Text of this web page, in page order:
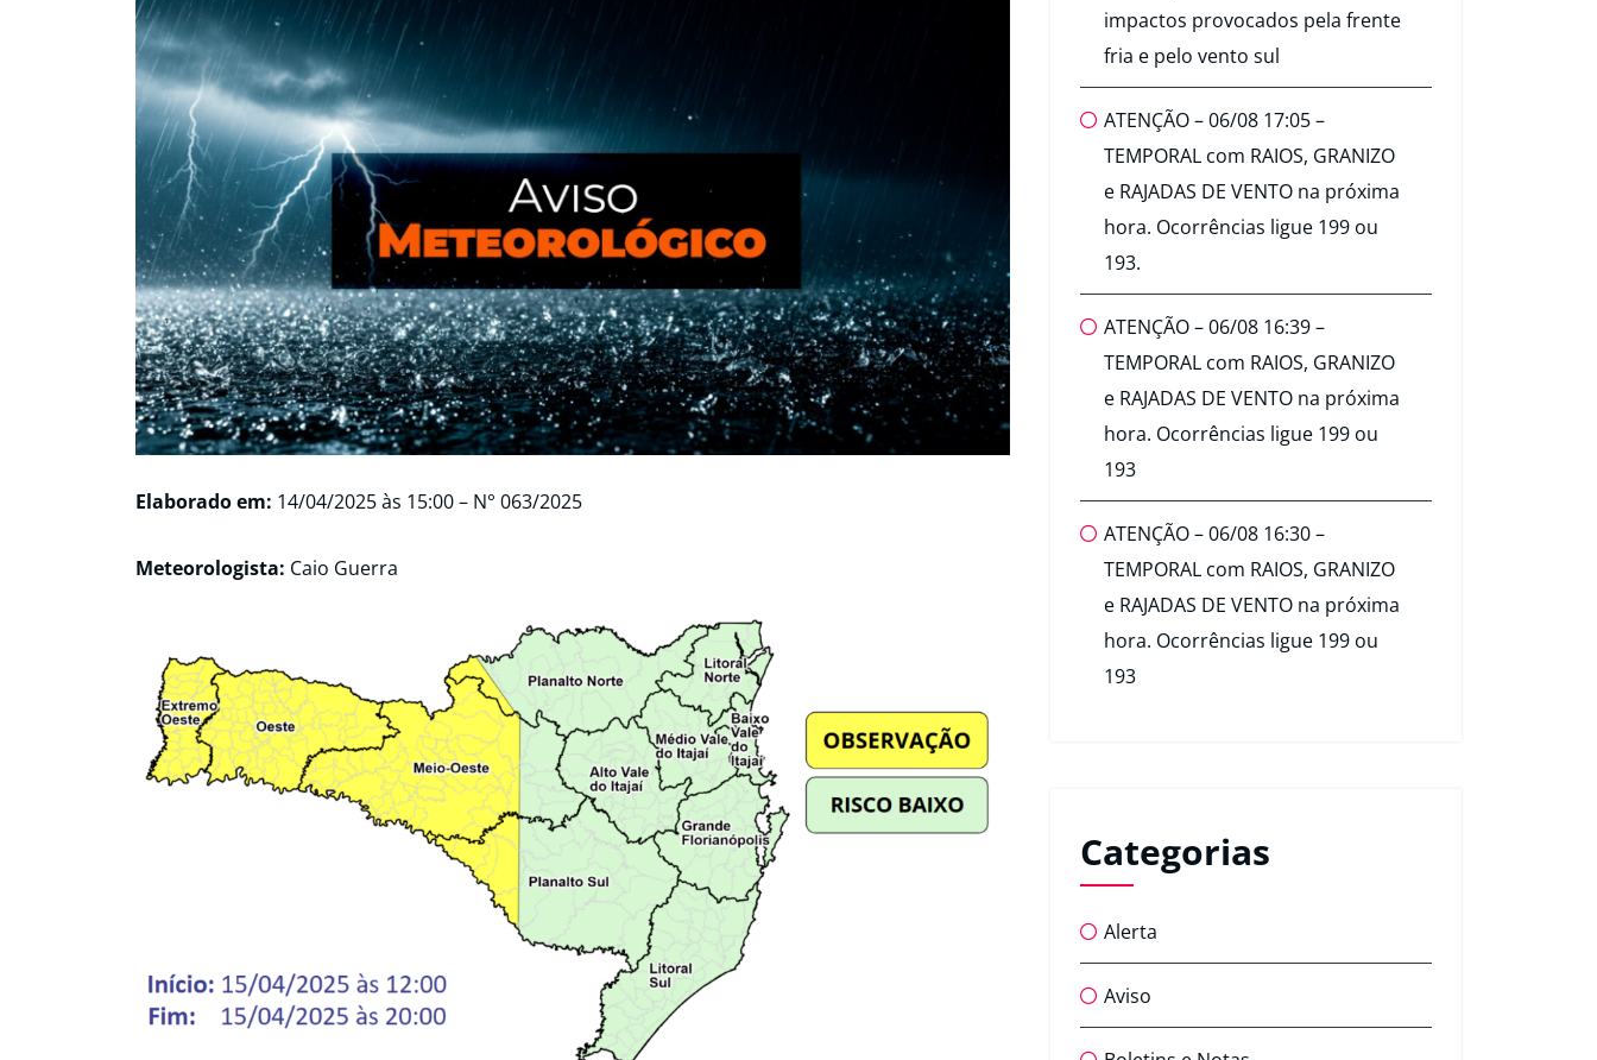
Elaborado em: 14/04/2025às 15:00 – N° 063/2025
Meteorologista: Caio Guerra
impactos provocados pela frente
fria e pelo vento sul
ATENÇÃO – 06/08 17:05 –
TEMPORAL com RAIOS, GRANIZO
e RAJADAS DE VENTO na próxima
hora. Ocorrências ligue 199 ou
193.
ATENÇÃO – 06/08 16:39 –
TEMPORAL com RAIOS, GRANIZO
e RAJADAS DE VENTO na próxima
hora. Ocorrências ligue 199 ou
193
ATENÇÃO – 06/08 16:30 –
TEMPORAL com RAIOS, GRANIZO
e RAJADAS DE VENTO na próxima
hora. Ocorrências ligue 199 ou
193
Categorias
Alerta
Aviso